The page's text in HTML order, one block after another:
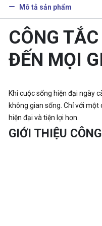
Mô tả sản phẩm
CÔNG
ĐẾN MỌI
Khi cuộc sống hiện đại ngày
không gian sống. Chỉ với
hiện đại và tiện lợi hơn.
GIỚI THIỆU